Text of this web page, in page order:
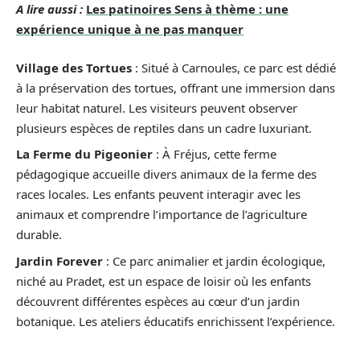
A lire aussi : Les patinoires Sens à thème : une
expérience unique à ne pas manquer
Village des Tortues : Situé à Carnoules, ce parc est dédié
à la préservation des tortues, offrant une immersion dans
leur habitat naturel. Les visiteurs peuvent observer
plusieurs espèces de reptiles dans un cadre luxuriant.
La Ferme du Pigeonier : À Fréjus, cette ferme
pédagogique accueille divers animaux de la ferme des
races locales. Les enfants peuvent interagir avec les
animaux et comprendre l’importance de l’agriculture
durable.
Jardin Forever : Ce parc animalier et jardin écologique,
niché au Pradet, est un espace de loisir où les enfants
découvrent différentes espèces au cœur d’un jardin
botanique. Les ateliers éducatifs enrichissent l’expérience.